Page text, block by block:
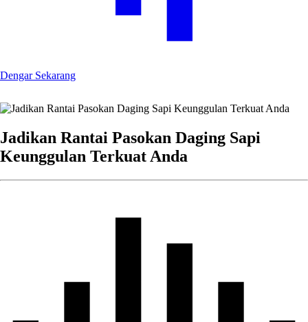
Dengar Sekarang
Jadikan Rantai Pasokan Daging Sapi
Keunggulan Terkuat Anda